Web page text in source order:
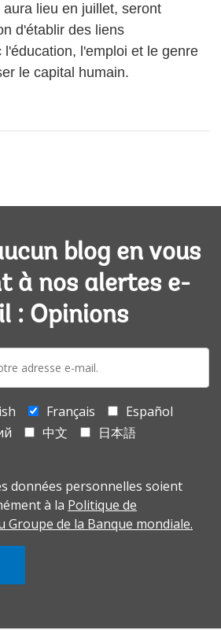
lieu en juillet, seront
d'établir des liens
l'éducation, l'emploi et le genre
le capital humain.
blog en vous
à nos alertes e-
: Opinions
Français
Español
中文
日本語
données personnelles soient
à la Politique de
Groupe de la Banque mondiale.